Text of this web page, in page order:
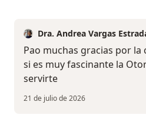
Dra. Andrea Vargas
Pao muchas gracias por la
si es muy fascinante la
servirte
21 de julio de 2026